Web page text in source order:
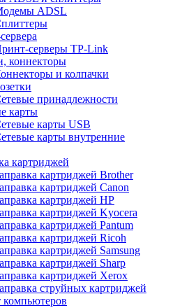
ADSL
серверы TP-Link
коннекторы
и колпачки
принадлежности
карты
карты USB
карты внутренние
картриджей
картриджей Brother
картриджей Canon
картриджей HP
картриджей Kyocera
картриджей Pantum
картриджей Ricoh
картриджей Samsung
картриджей Sharp
картриджей Xerox
струйных картриджей
компьютеров